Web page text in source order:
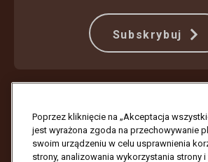
Subskrybuj
Ustawienia plików
Copyright ©1994–2026 United Parcel Service of
Poprzez kliknięcie na „Akceptacja
jest wyrażona zgoda na przechowywanie
swoim urządzeniu w celu usprawnienia
strony, analizowania wykorzystania strony